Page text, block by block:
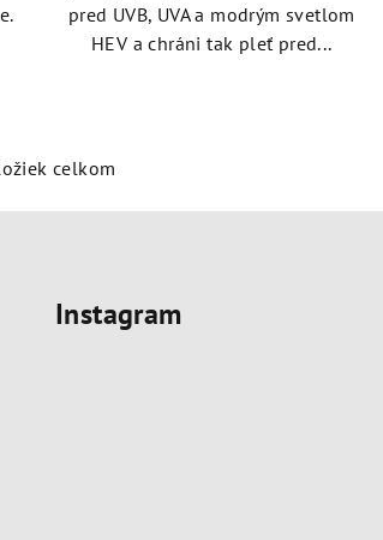
pred UVB, UVA a modrým svetlom
HEV a chráni tak pleť pred...
O
v
celkom
Instagram